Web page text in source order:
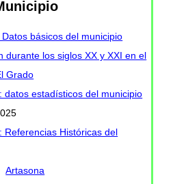
Datos básicos del municipio
durante los siglos XX y XXI en el
Grado
datos estadísticos del municipio
Referencias Históricas del
Artasona